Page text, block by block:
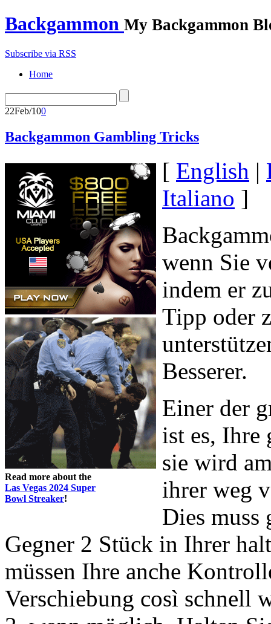
Backgammon My Backgammon
Subscribe via RSS
Home
22Feb/100
Backgammon Gambling Tricks
Read more about the
Las Vegas 2024 Super
Bowl Streaker!
[ English |
Italiano ]
wenn Sie
indem er
Tipp oder
Besserer.
Einer der
ist es, Ihre
sie wird
ihrer weg
Dies muss
Gegner 2 Stück in Ihrer
müssen Ihre anche
Verschiebung così schnell